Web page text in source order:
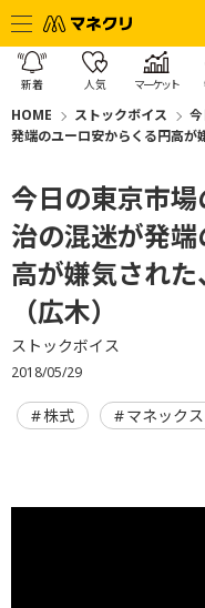
新着 人気 マーケット
HOME ストックボイス
発端のユーロ安からくる円高が
今日の東京市
治の混迷が発
高が嫌気され
（広木）
ストックボイス
2018/05/29
株式 マネックス